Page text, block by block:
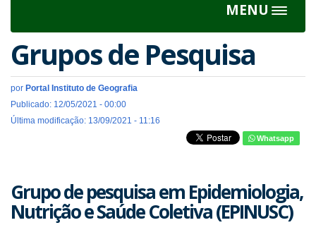
MENU
Toggle
Grupos de Pesquisa
por Portal Instituto de Geografia
Publicado: 12/05/2021 - 00:00
Última modificação: 13/09/2021 - 11:16
Whatsapp
Grupo de pesquisa em Epidemiologia,
Nutrição e Saúde Coletiva (EPINUSC)